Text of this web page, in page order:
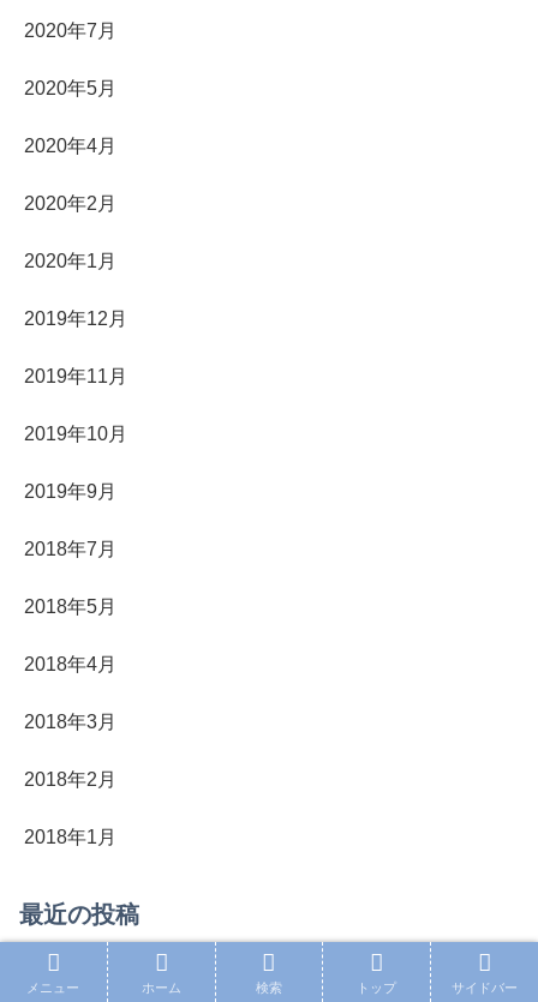
2020年7月
2020年5月
2020年4月
2020年2月
2020年1月
2019年12月
2019年11月
2019年10月
2019年9月
2018年7月
2018年5月
2018年4月
2018年3月
2018年2月
2018年1月
最近の投稿
「ウマ娘シンデレラグレイ」2巻の数々の激走と成長譚
メニュー ホーム 検索 トップ サイドバー